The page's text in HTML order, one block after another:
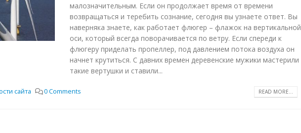
малозначительным. Если он продолжает время от времени
возвращаться и теребить сознание, сегодня вы узнаете ответ. Вы
наверняка знаете, как работает флюгер – флажок на вертикальной
оси, который всегда поворачивается по ветру. Если спереди к
флюгеру приделать пропеллер, под давлением потока воздуха он
начнет крутиться. С давних времен деревенские мужики мастерили
такие вертушки и ставили...
сайта 0 Comments READ MORE...